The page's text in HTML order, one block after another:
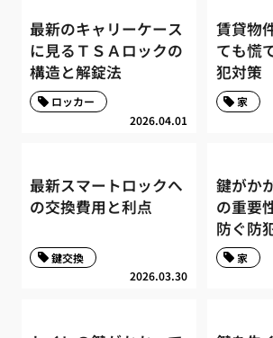
最新のキャリーケース
に見るＴＳＡロックの
構造と解錠法
2026.04.01
ロッカー
賃貸物
ても慌
犯対策
家
最新スマートロックへ
の交換費用と利点
2026.03.30
鍵交換
鍵がか
の重要
防ぐ防
家